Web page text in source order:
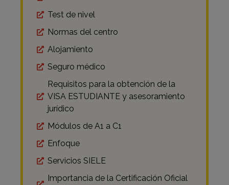
Test de nivel
Normas del centro
Alojamiento
Seguro médico
Requisitos para la obtención de la
VISA ESTUDIANTE y asesoramiento
jurídico
Módulos de A1 a C1
Enfoque
Servicios SIELE
Importancia de la Certificación Oficial